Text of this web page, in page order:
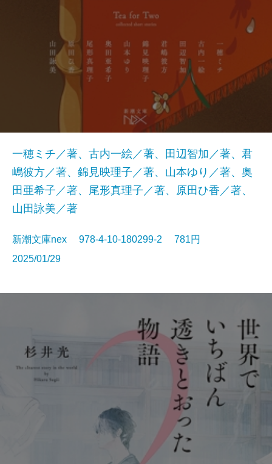
一穂ミチ／著、古内一絵／著、田辺智加／著、君
嶋彼方／著、錦見映理子／著、山本ゆり／著、奥
田亜希子／著、尾形真理子／著、原田ひ香／著、
山田詠美／著
新潮文庫nex 978-4-10-180299-2 781円
2025/01/29